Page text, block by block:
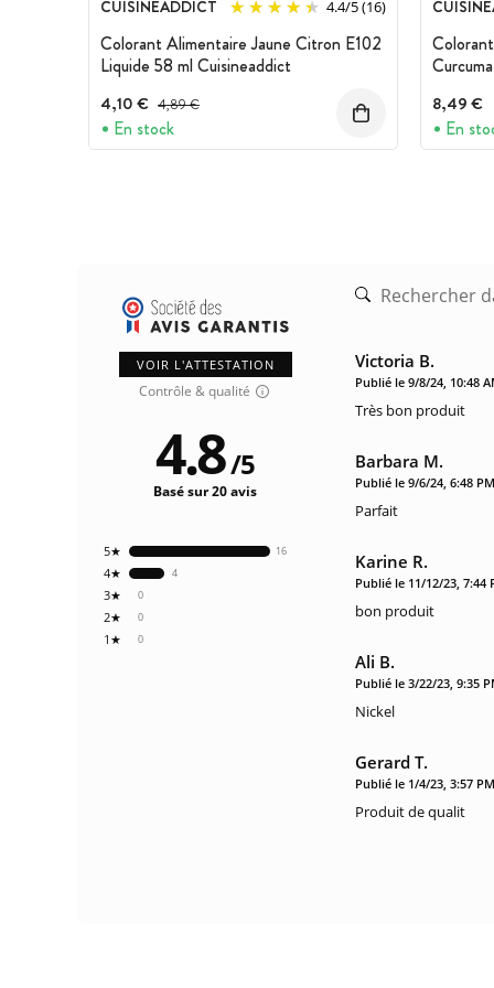
CUISINEADDICT 4.4/5(16)
Colorant Alimentaire Jaune Citron E102
Liquide 58 ml Cuisineaddict
4,10 € Prix avant réduction :
4,89 €
En stock
8,49 €
En
VOIR L'ATTESTATION
Contrôle & qualité
0
1★
0
2★
0
3★
4
4★
16
5★
4.8/5
Basé sur 20 avis
Victoria B.
Publié le 9/8/24, 10:48
Très bon produit
Barbara M.
Publié le 9/6/24, 6:48 PM
Parfait
Karine R.
Publié le 11/12/23, 7:44
bon produit
Ali B.
Publié le 3/22/23, 9:35
Nickel
Gerard T.
Publié le 1/4/23, 3:57 PM
Produit de qualit